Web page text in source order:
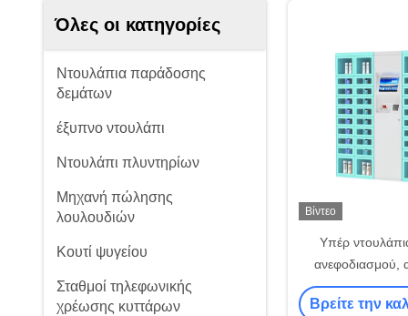
Όλες οι κατηγορίες
Ντουλάπια παράδοσης
δεμάτων
έξυπνο ντουλάπι
Ντουλάπι πλυντηρίων
Μηχανή πώλησης
λουλουδιών
Κουτί ψυγείου
Σταθμοί τηλεφωνικής
χρέωσης κυττάρων
Βίντεο
Υπέρ
ανεφοδιασμού,
σταθμός/
Βρείτε την